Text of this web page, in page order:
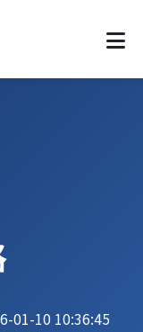
01-10 10:36:45